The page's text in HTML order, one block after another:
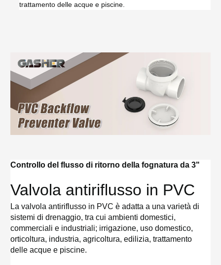
trattamento delle acque e piscine.
Controllo del flusso di ritorno della fognatura da 3"
Valvola antiriflusso in PVC
La valvola antiriflusso in PVC è adatta a una varietà di
sistemi di drenaggio, tra cui ambienti domestici,
commerciali e industriali; irrigazione, uso domestico,
orticoltura, industria, agricoltura, edilizia, trattamento
delle acque e piscine.